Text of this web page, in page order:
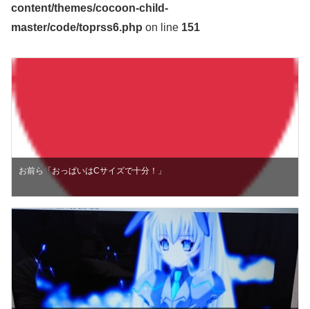
content/themes/cocoon-child-
master/code/toprss6.php on line 151
お前ら「おっぱいはCサイズで十分！」